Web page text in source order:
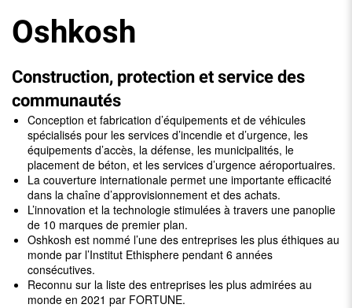
Oshkosh
Construction, protection et service des
communautés
Conception et fabrication d’équipements et de véhicules
spécialisés pour les services d’incendie et d’urgence, les
équipements d’accès, la défense, les municipalités, le
placement de béton, et les services d’urgence aéroportuaires.
La couverture internationale permet une importante efficacité
dans la chaîne d’approvisionnement et des achats.
L’innovation et la technologie stimulées à travers une panoplie
de 10 marques de premier plan.
Oshkosh est nommé l’une des entreprises les plus éthiques au
monde par l’Institut Ethisphere pendant 6 années
consécutives.
Reconnu sur la liste des entreprises les plus admirées au
monde en 2021 par FORTUNE.